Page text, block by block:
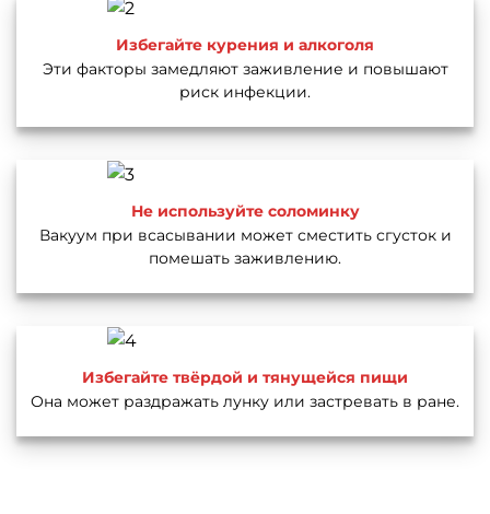
Избегайте курения и алкоголя
Эти факторы замедляют заживление и повышают
риск инфекции.
Не используйте соломинку
Вакуум при всасывании может сместить сгусток и
помешать заживлению.
Избегайте твёрдой и тянущейся пищи
Она может раздражать лунку или застревать в ране.